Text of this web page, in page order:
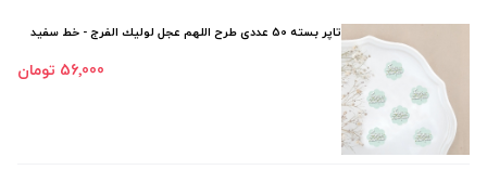
تاپر بسته 50 عددی طرح اللهم عجل لوليك الفرج - خط سفيد
56٬000 تومان